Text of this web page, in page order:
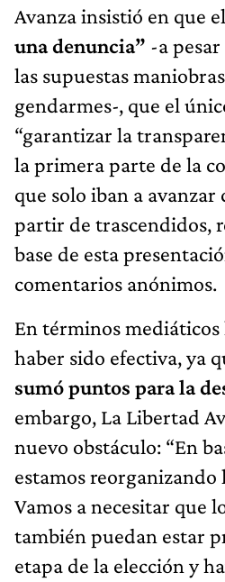
Avanza insistió en que
una denuncia” -a
las supuestas
gendarmes-, que el
“garantizar la
la primera parte de la
que solo iban a avanzar
partir de trascendidos,
base de esta
comentarios anónimos.
En términos
haber sido efectiva, ya
sumó puntos para la
embargo, La Libertad
nuevo obstáculo: “En
estamos reorganizando
Vamos a necesitar que
también puedan estar
etapa de la elección y